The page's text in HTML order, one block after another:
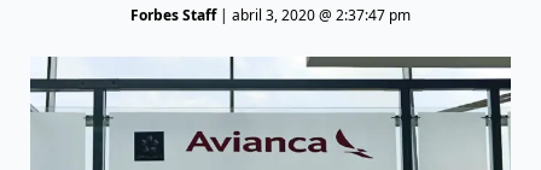
Forbes Staff| abril 3, 2020 @ 2:37:47 pm